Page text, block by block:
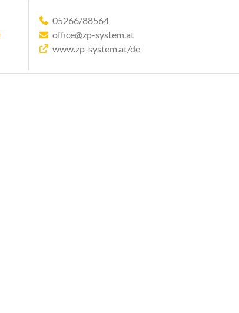
05266/88564
office@zp-system.at
www.zp-system.at/de